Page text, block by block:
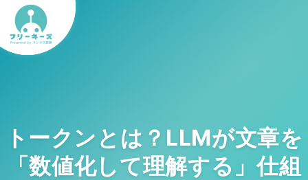
トークンとは？LLMが文章を
「数値化して理解する」仕組